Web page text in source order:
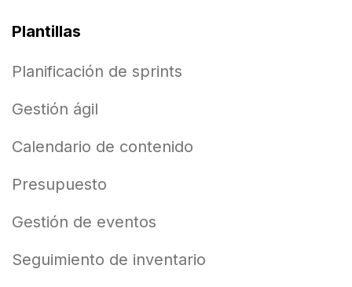
Plantillas
Planificación de sprints
Gestión ágil
Calendario de contenido
Presupuesto
Gestión de eventos
Seguimiento de inventario